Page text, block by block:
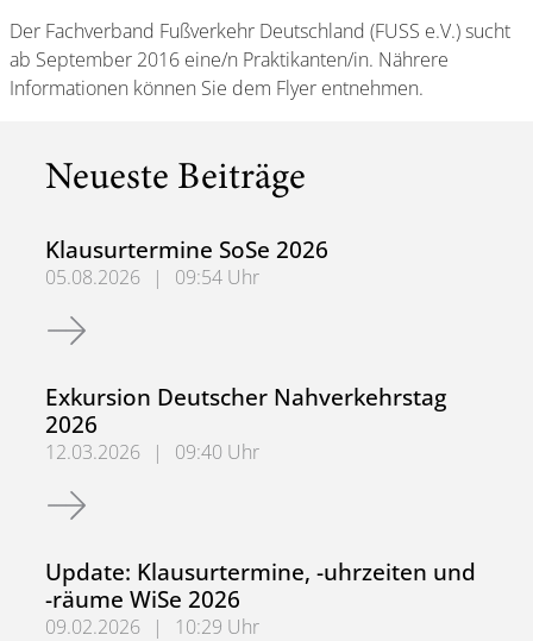
Der Fachverband Fußverkehr Deutschland (FUSS e.V.) sucht
ab September 2016 eine/n Praktikanten/in. Nährere
Informationen können Sie dem Flyer entnehmen.
Neueste Beiträge
Klausurtermine SoSe 2026
05.08.2026 |
09:54 Uhr
Klausurtermine SoSe 2026
Exkursion Deutscher Nahverkehrstag
2026
12.03.2026 |
09:40 Uhr
Exkursion Deutscher Nahverkehrstag 2026
Update: Klausurtermine, -uhrzeiten und
-räume WiSe 2026
09.02.2026 |
10:29 Uhr